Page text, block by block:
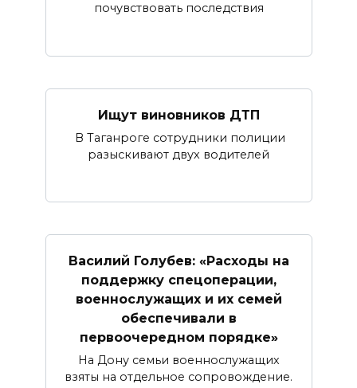
почувствовать последствия
Ищут виновников ДТП
В Таганроге сотрудники полиции
разыскивают двух водителей
Василий Голубев: «Расходы на
поддержку спецоперации,
военнослужащих и их семей
обеспечивали в
первоочередном порядке»
На Дону семьи военнослужащих
взяты на отдельное сопровождение.